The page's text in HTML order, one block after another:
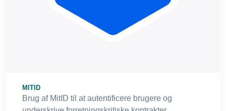
MITID
Brug af MitID til at autentificere brugere og